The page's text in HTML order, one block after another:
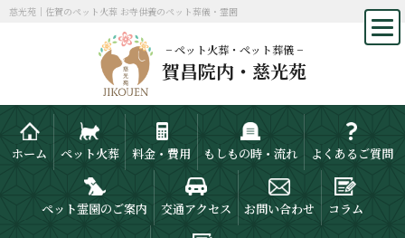
慈光苑｜佐賀のペット火葬 お寺供養のペット葬儀・霊園
− ペット火葬・ペット葬儀 −
賀昌院内・慈光苑
ホーム ペット火葬 料金・費用 もしもの時・流れ よくあるご質問
ペット霊園のご案内 交通アクセス お問い合わせ コラム